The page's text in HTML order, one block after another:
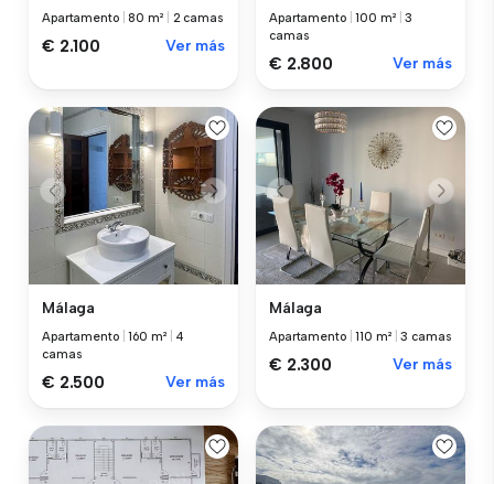
Apartamento |80 m² 2 camas
€ 2.100 Ver más
Apartamento |100 m² |3
camas
€ 2.800 Ver más
Málaga
Apartamento |160 m²
4
camas
€ 2.500 Ver más
Málaga
Apartamento |110 m² |3 camas
€ 2.300 Ver más